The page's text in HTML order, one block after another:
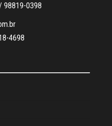
98819-0398
4698